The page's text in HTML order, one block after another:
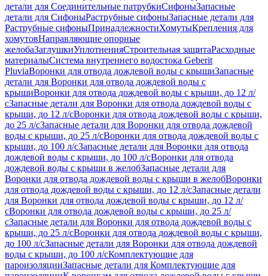
детали для Соединительные патрубкиСифоныЗапасные
детали для СифоныРаструбные сифоныЗапасные детали для
Раструбные сифоныПринадлежностиХомутыКрепления для
хомутовНаправляющие опорные
желобаЗаглушкиУплотненияСтроительная защитаРасходные
материалыСистема внутреннего водостока Geberit
PluviaВоронки для отвода дождевой воды с крышиЗапасные
детали для Воронки для отвода дождевой воды с
крышиВоронки для отвода дождевой воды с крыши, до 12 л/
сЗапасные детали для Воронки для отвода дождевой воды с
крыши, до 12 л/сВоронки для отвода дождевой воды с крыши,
до 25 л/сЗапасные детали для Воронки для отвода дождевой
воды с крыши, до 25 л/сВоронки для отвода дождевой воды с
крыши, до 100 л/сЗапасные детали для Воронки для отвода
дождевой воды с крыши, до 100 л/сВоронки для отвода
дождевой воды с крыши в желобЗапасные детали для
Воронки для отвода дождевой воды с крыши в желобВоронки
для отвода дождевой воды с крыши, до 12 л/сЗапасные детали
для Воронки для отвода дождевой воды с крыши, до 12 л/
сВоронки для отвода дождевой воды с крыши, до 25 л/
сЗапасные детали для Воронки для отвода дождевой воды с
крыши, до 25 л/сВоронки для отвода дождевой воды с крыши,
до 100 л/сЗапасные детали для Воронки для отвода дождевой
воды с крыши, до 100 л/сКомплектующие для
пароизоляцииЗапасные детали для Комплектующие для